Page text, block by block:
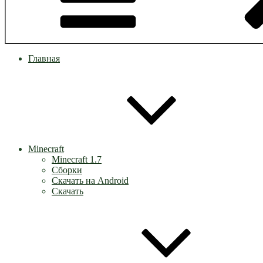
Главная
Minecraft
Minecraft 1.7
Сборки
Скачать на Android
Скачать